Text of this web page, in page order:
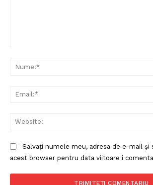
Salvați numele meu, adresa de e-mail și
acest browser pentru data viitoare i